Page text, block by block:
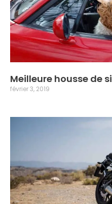
Meilleure housse de
février 3, 2019